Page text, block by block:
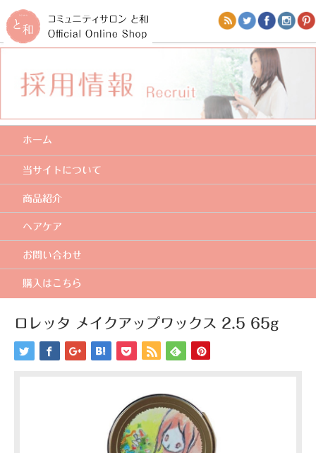
ホーム
当サイトについて
商品紹介
ヘアケア
お問い合わせ
購入はこちら
ロレッタ メイクアップワックス 2.5 65g